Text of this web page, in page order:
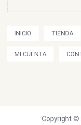
INICIO TIENDA
MI CUENTA
Copyright ©